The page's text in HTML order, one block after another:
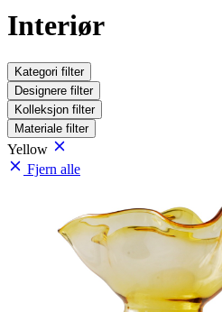
Interiør
Kategori filter
Designere filter
Kolleksjon filter
Materiale filter
Yellow
Fjern alle